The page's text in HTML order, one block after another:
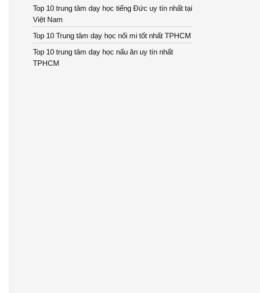
Top 10 trung tâm dạy học tiếng Đức uy tín nhất tại
Việt Nam
Top 10 Trung tâm dạy học nối mi tốt nhất TPHCM
Top 10 trung tâm dạy học nấu ăn uy tín nhất
TPHCM